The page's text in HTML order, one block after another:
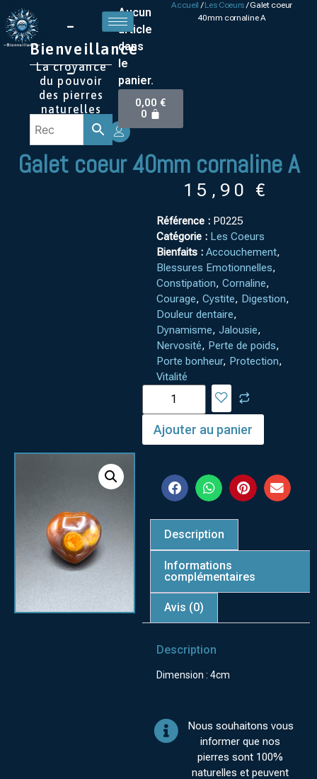
–
Bienveillance
–
La croyance
du pouvoir
des pierres
naturelles
Aucun
article
dans
le
panier.
0,00€
0
Accueil /Les Coeurs/ Galet coeur
40mm cornaline A
Galet coeur 40mm cornaline A
15,90 €
Référence : P0225
Catégorie : Les Coeurs
Bienfaits : Accouchement,
Blessures Emotionnelles,
Constipation, Cornaline,
Courage, Cystite, Digestion,
Douleur dentaire,
Dynamisme, Jalousie,
Nervosité, Perte de poids,
Porte bonheur, Protection,
Vitalité
Ajouter au panier
Description
Informations
complémentaires
Avis (0)
Description
Dimension : 4cm
Nous souhaitons vous
informer que nos
pierres sont 100%
naturelles et peuvent